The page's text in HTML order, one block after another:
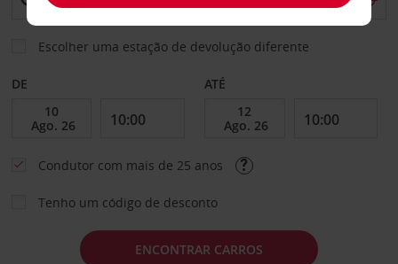
Escolher uma estação de devolução diferente
DE ATÉ
Condutor com mais de 25 anos
Tenho um código de desconto
ENCONTRAR CARROS